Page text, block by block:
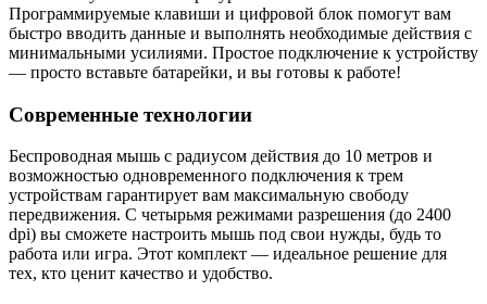
Программируемые клавиши и цифровой блок помогут вам
быстро вводить данные и выполнять необходимые действия с
минимальными усилиями. Простое подключение к устройству
— просто вставьте батарейки, и вы готовы к работе!
Современные технологии
Беспроводная мышь с радиусом действия до 10 метров и
возможностью одновременного подключения к трем
устройствам гарантирует вам максимальную свободу
передвижения. С четырьмя режимами разрешения (до 2400
dpi) вы сможете настроить мышь под свои нужды, будь то
работа или игра. Этот комплект — идеальное решение для
тех, кто ценит качество и удобство.